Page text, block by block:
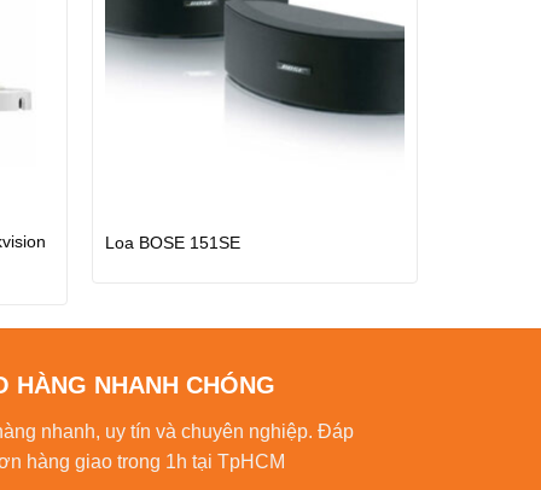
Loa BOSE 151SE
HÀNG NHANH CHÓNG
nhanh, uy tín và chuyên nghiệp. Đáp
hàng giao trong 1h tại TpHCM